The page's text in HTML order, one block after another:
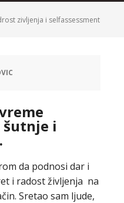
zivljenja i selfassessment
šutnje i
da podnosi dar i
i radost življenja na
Sretao sam ljude,